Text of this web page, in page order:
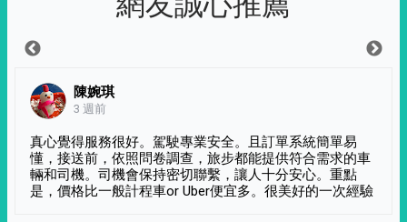
陳婉琪
3 週前
真心覺得服務很好。駕駛專業安全。且訂單系統簡單易
懂，接送前，依照問卷調查，旅步都能提供符合需求的車
輛和司機。司機會保持密切聯繫，讓人十分安心。重點
是，價格比一般計程車or Uber便宜多。很美好的一次經驗